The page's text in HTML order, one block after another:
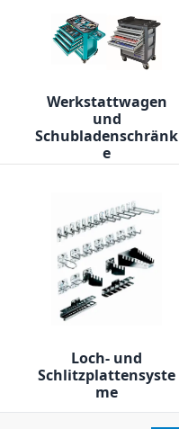
Werkstattwagen
und
Schubladenschränk
e
Loch- und
Schlitzplattensyste
me